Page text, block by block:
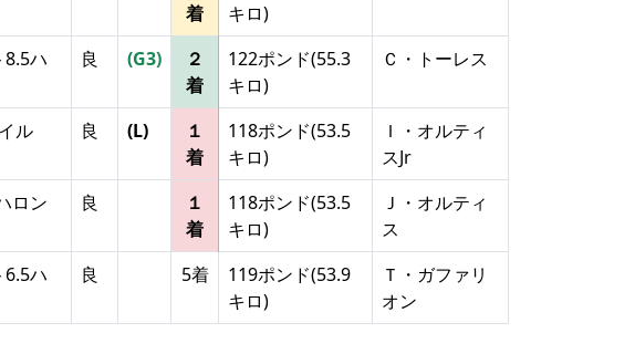
着
キロ)
8.5ハ
良 (G3)
２
着
122ポンド(55.3
キロ)
Ｃ・トーレス
ル 良 (L)
１
着
118ポンド(53.5
キロ)
Ｉ・オルティ
スJr
ロン 良
１
着
118ポンド(53.5
キロ)
Ｊ・オルティ
ス
6.5ハ
良 5着
119ポンド(53.9
キロ)
Ｔ・ガファリ
オン